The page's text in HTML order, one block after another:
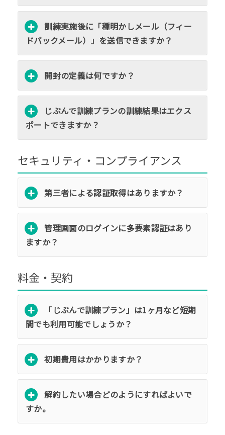
訓練実施後に「種明かしメール（フィー
ドバックメール）」を送信できますか？
開封の定義は何ですか？
じぶんで訓練プランの訓練結果はエクス
ポートできますか？
セキュリティ・コンプライアンス
第三者による認証取得はありますか？
管理画面のログインに多要素認証はあり
ますか？
料金・契約
「じぶんで訓練プラン」は1ヶ月など短期
間でも利用可能でしょうか？
初期費用はかかりますか？
解約したい場合どのようにすればよいで
すか。